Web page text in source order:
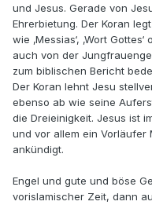
und Jesus. Gerade von
Ehrerbietung. Der Koran
wie ‚Messias‘, ‚Wort
auch von der
zum biblischen Bericht
Der Koran lehnt Jesu
ebenso ab wie seine
die Dreieinigkeit. Jesus ist
und vor allem ein Vorläufer
ankündigt.
Engel und gute und böse
vorislamischer Zeit, dann